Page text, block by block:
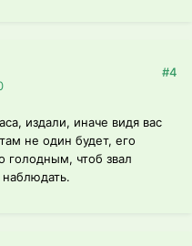
#4
издали, иначе видя вас
не один будет, его
голодным, чтоб звал